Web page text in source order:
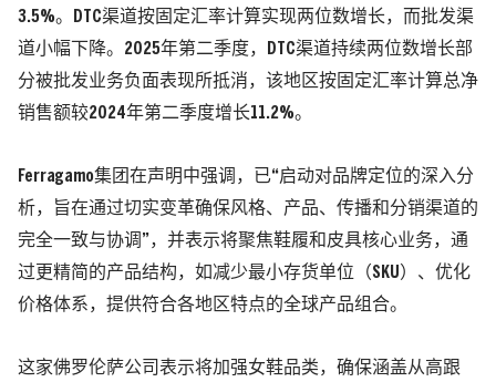
3.5%。DTC渠道按固定汇率计算实现两位数增长，而批发渠
道小幅下降。2025年第二季度，DTC渠道持续两位数增长部
分被批发业务负面表现所抵消，该地区按固定汇率计算总净
销售额较2024年第二季度增长11.2%。
Ferragamo集团在声明中强调，已“启动对品牌定位的深入分
析，旨在通过切实变革确保风格、产品、传播和分销渠道的
完全一致与协调”，并表示将聚焦鞋履和皮具核心业务，通
过更精简的产品结构，如减少最小存货单位（SKU）、优化
价格体系，提供符合各地区特点的全球产品组合。
这家佛罗伦萨公司表示将加强女鞋品类，确保涵盖从高跟